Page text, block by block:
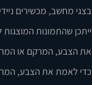
בצגי מחשב, מכשירים
ייתכן שהתמונות המוצגות
את הצבע, המרקם או
כדי לאמת את הצבע,